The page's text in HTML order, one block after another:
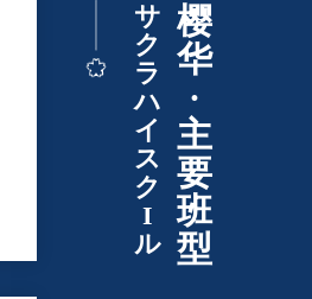
サ
ク
ラ
ハ
イ
ス
ク
I
ル
樱
华
·
主
要
班
型